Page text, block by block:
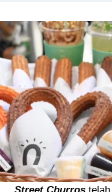
Street Churros